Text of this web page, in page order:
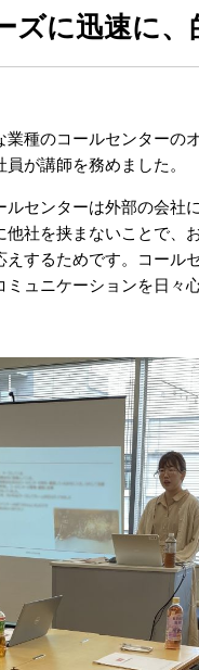
ズに迅速に
業種のコールセンターの
が講師を務めました。
ルセンターは外部の会
他社を挟まないことで
えするためです。コール
ュニケーションを日々